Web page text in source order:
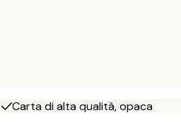
Carta di alta qualità, opaca